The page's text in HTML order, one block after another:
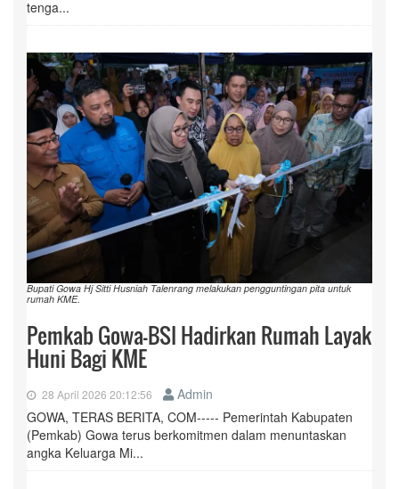
tenga...
Bupati Gowa Hj Sitti Husniah Talenrang melakukan pengguntingan pita untuk
rumah KME.
Pemkab Gowa-BSI Hadirkan Rumah Layak
Huni Bagi KME
28 April 2026 20:12:56
Admin
GOWA, TERAS BERITA, COM----- Pemerintah Kabupaten
(Pemkab) Gowa terus berkomitmen dalam menuntaskan
angka Keluarga Mi...